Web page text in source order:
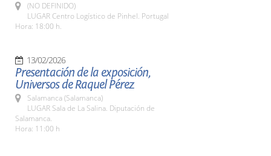
(NO DEFINIDO)
LUGAR Centro Logístico de Pinhel. Portugal
Hora: 18:00 h.
13/02/2026
Presentación de la exposición,
Universos de Raquel Pérez
Salamanca (Salamanca)
LUGAR Sala de La Salina. Diputación de
Salamanca.
Hora: 11:00 h